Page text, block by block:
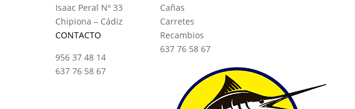
Isaac Peral Nº 33
Chipiona – Cádiz
CONTACTO
956 37 48 14
637 76 58 67
Cañas
Carretes
Recambios
637 76 58 67